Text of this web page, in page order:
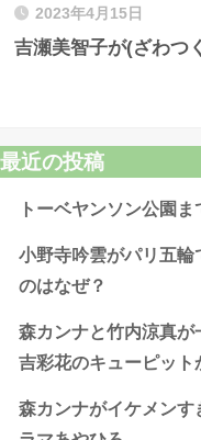
2023年4月15日
吉瀬美智子が(ざわつ
最近の投稿
トーベヤンソン公園
小野寺吟雲がパリ五輪
のはなぜ？
森カンナと竹内涼真が
吉彩花のキューピット
森カンナがイケメン